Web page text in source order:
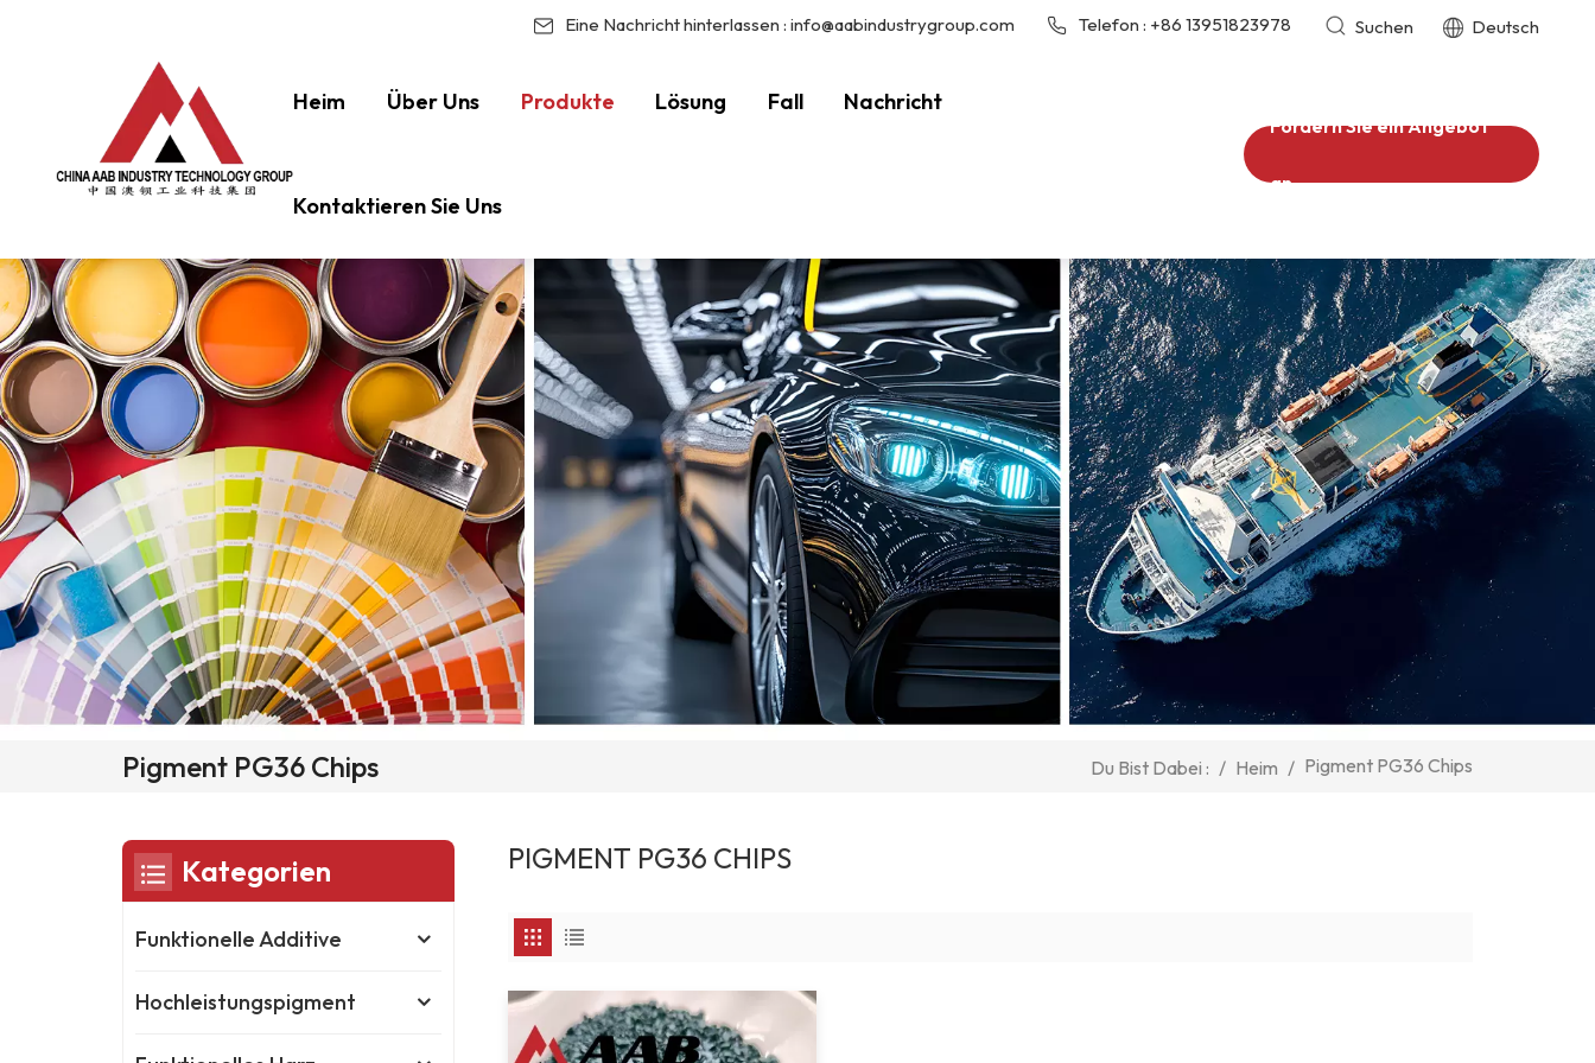
Eine Nachricht hinterlassen : info@aabindustrygroup.com Telefon : +86 13951823978 Suchen Deutsch
Heim Über Uns Produkte Lösung Fall Nachricht
Kontaktieren Sie Uns
Fordern Sie ein Angebot
an
Pigment PG36 Chips Du Bist Dabei : / Heim / Pigment PG36 Chips
PIGMENT PG36 CHIPS
Kategorien
Funktionelle Additive
Hochleistungspigment